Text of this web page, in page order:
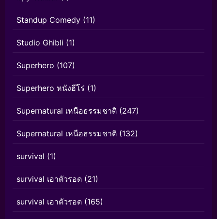
Standup Comedy (11)
Studio Ghibli (1)
Superhero (107)
Superhero หนังฮีโร่ (1)
Supernatural เหนือธรรมชาติ (247)
Supernatural เหนือธรรมชาติ (132)
survival (1)
survival เอาตัวรอด (21)
survival เอาตัวรอด (165)